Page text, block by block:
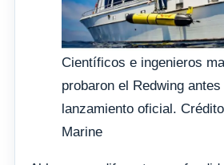
Científicos e ingenieros
probaron el Redwing antes
lanzamiento oficial.
Marine